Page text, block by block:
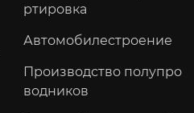
ртировка
Автомобилестроение
Производство полупро
водников